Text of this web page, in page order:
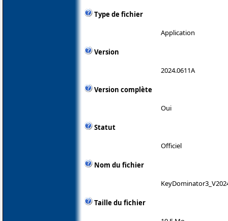
Type de fichier
Application
Version
2024.0611A
Version complète
Oui
Statut
Officiel
Nom du fichier
Taille du fichier